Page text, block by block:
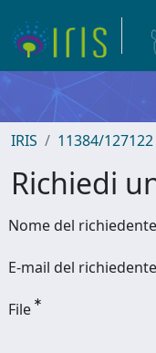
IRIS 11384/127122
Richiedi
Nome del richiedente
E-mail del richiedente
File